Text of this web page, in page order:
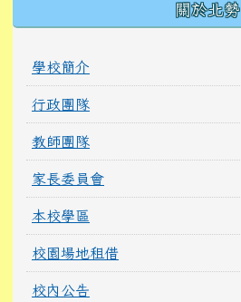
關於北勢
學校簡介
行政團隊
教師團隊
家長委員會
本校學區
校園場地租借
校內公告